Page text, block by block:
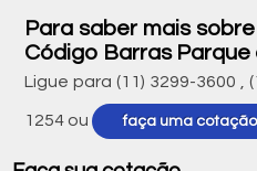
Para saber mais
Código Barras Parque
Ligue para (11) 3299-3600 ,
1254 ou faça uma cotação